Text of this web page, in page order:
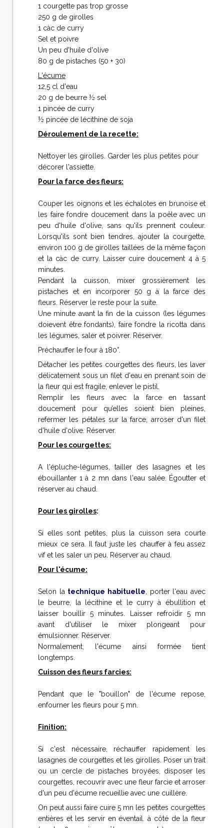
1 courgette pas trop grosse
250 g de girolles
1 càc de curry
Sel et poivre
Un peu d'huile d'olive
80 g de pistaches (50 + 30)
L'écume
12,5 cl d'eau
20 g de beurre ½ sel
1 pincée de curry
½ pincée de lécithine de soja
Déroulement de la recette:
Nettoyer les girolles. Garder les plus petites pour
décorer l'assiette.
Pour la farce des fleurs:
Couper les oignons et les échalotes en brunoise et
les faire fondre doucement dans la poêle avec un
peu d'huile d'olive, sans qu'ils prennent couleur.
Lorsqu'ils sont bien tendres, ajouter la courgette,
environ 100 g de girolles taillées de la même façon
et la càc de curry. Laisser cuire doucement 4 à 5
minutes.
Pendant la cuisson, mixer grossièrement les
pistaches et en incorporer 50 g à la farce des
fleurs. Réserver le reste pour la suite.
Une minute avant la fin de la cuisson (les légumes
doievent être fondants), faire fondre la ricotta dans
les légumes, saler et poivrer. Réserver.
Préchauffer le four à 180°.
Détacher les petites courgettes des fleurs, les laver
délicatement sous un filet d'eau en prenant soin de
la fleur qui est fragile, enlever le pistil.
Remplir les fleurs avec la farce en tassant
doucement pour qu’elles soient bien pleines,
refermer les pétales sur la farce, arroser d'un filet
d'huile d'olive. Réserver.
Pour les courgettes:
A l'épluche-légumes, tailler des lasagnes et les
ébouillanter 1 à 2 mn dans l'eau salée. Égoutter et
réserver au chaud.
Pour les girolles:
Si elles sont petites, plus la cuisson sera courte
mieux ce sera. Il faut juste les chauffer à feu assez
vif et les saler un peu. Réserver au chaud.
Pour l'écume:
Selon la technique habituelle , porter l'eau avec
le beurre, la lécithine et le curry à ébullition et
laisser bouillir 5 minutes. Laisser refroidir 5 mn
avant d'utiliser le mixer plongeant pour
émulsionner. Réserver.
Normalement, l'écume ainsi formée tient
longtemps.
Cuisson des fleurs farcies:
Pendant que le "bouillon" de l'écume repose,
enfourner les fleurs pour 5 mn.
Finition:
Si c'est nécessaire, réchauffer rapidement les
lasagnes de courgettes et les girolles. Poser un trait
ou un cercle de pistaches broyées, disposer les
courgettes, recouvrir avec une fleur farcie et arroser
d'un peu d'écume recueillie avec une cuillère.
On peut aussi faire cuire 5 mn les petites courgettes
entières et les servir en éventail. à côté de la fleur